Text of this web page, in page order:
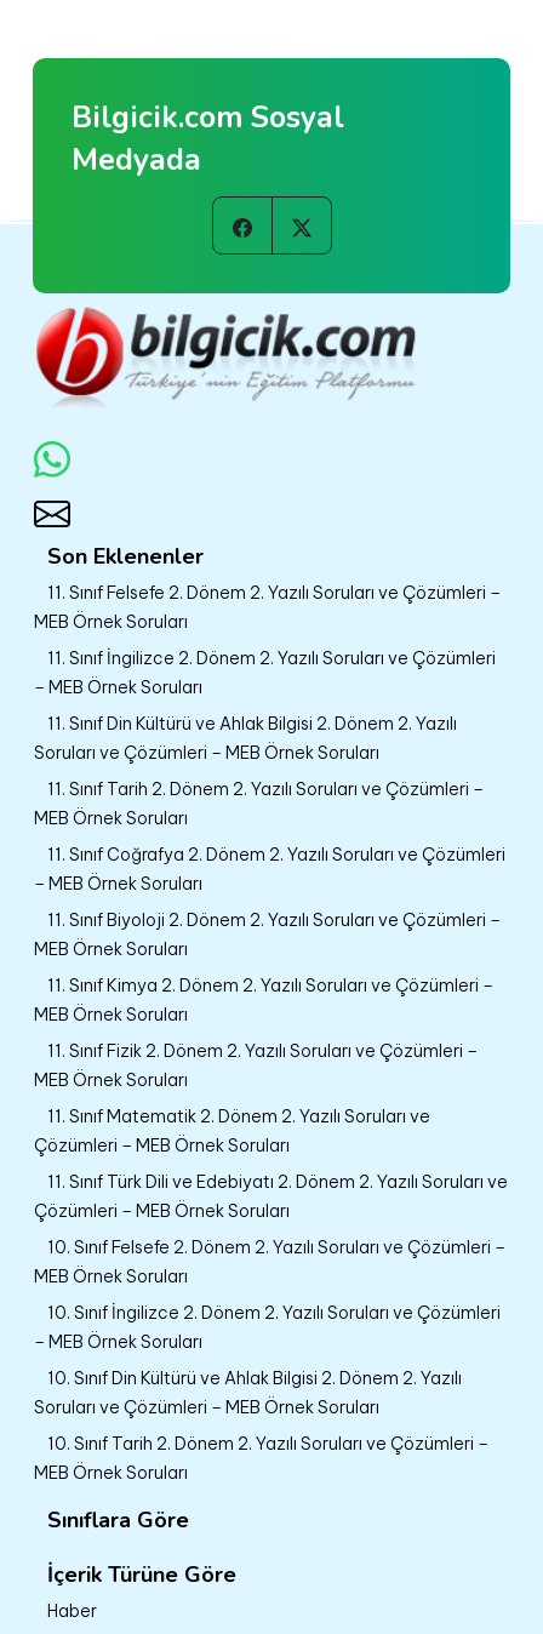
Bilgicik.com Sosyal
Medyada
Son Eklenenler
11. Sınıf Felsefe 2. Dönem 2. Yazılı Soruları ve Çözümleri –
MEB Örnek Soruları
11. Sınıf İngilizce 2. Dönem 2. Yazılı Soruları ve Çözümleri
– MEB Örnek Soruları
11. Sınıf Din Kültürü ve Ahlak Bilgisi 2. Dönem 2. Yazılı
Soruları ve Çözümleri – MEB Örnek Soruları
11. Sınıf Tarih 2. Dönem 2. Yazılı Soruları ve Çözümleri –
MEB Örnek Soruları
11. Sınıf Coğrafya 2. Dönem 2. Yazılı Soruları ve Çözümleri
– MEB Örnek Soruları
11. Sınıf Biyoloji 2. Dönem 2. Yazılı Soruları ve Çözümleri –
MEB Örnek Soruları
11. Sınıf Kimya 2. Dönem 2. Yazılı Soruları ve Çözümleri –
MEB Örnek Soruları
11. Sınıf Fizik 2. Dönem 2. Yazılı Soruları ve Çözümleri –
MEB Örnek Soruları
11. Sınıf Matematik 2. Dönem 2. Yazılı Soruları ve
Çözümleri – MEB Örnek Soruları
11. Sınıf Türk Dili ve Edebiyatı 2. Dönem 2. Yazılı Soruları ve
Çözümleri – MEB Örnek Soruları
10. Sınıf Felsefe 2. Dönem 2. Yazılı Soruları ve Çözümleri –
MEB Örnek Soruları
10. Sınıf İngilizce 2. Dönem 2. Yazılı Soruları ve Çözümleri
– MEB Örnek Soruları
10. Sınıf Din Kültürü ve Ahlak Bilgisi 2. Dönem 2. Yazılı
Soruları ve Çözümleri – MEB Örnek Soruları
10. Sınıf Tarih 2. Dönem 2. Yazılı Soruları ve Çözümleri –
MEB Örnek Soruları
Sınıflara Göre
İçerik Türüne Göre
Haber